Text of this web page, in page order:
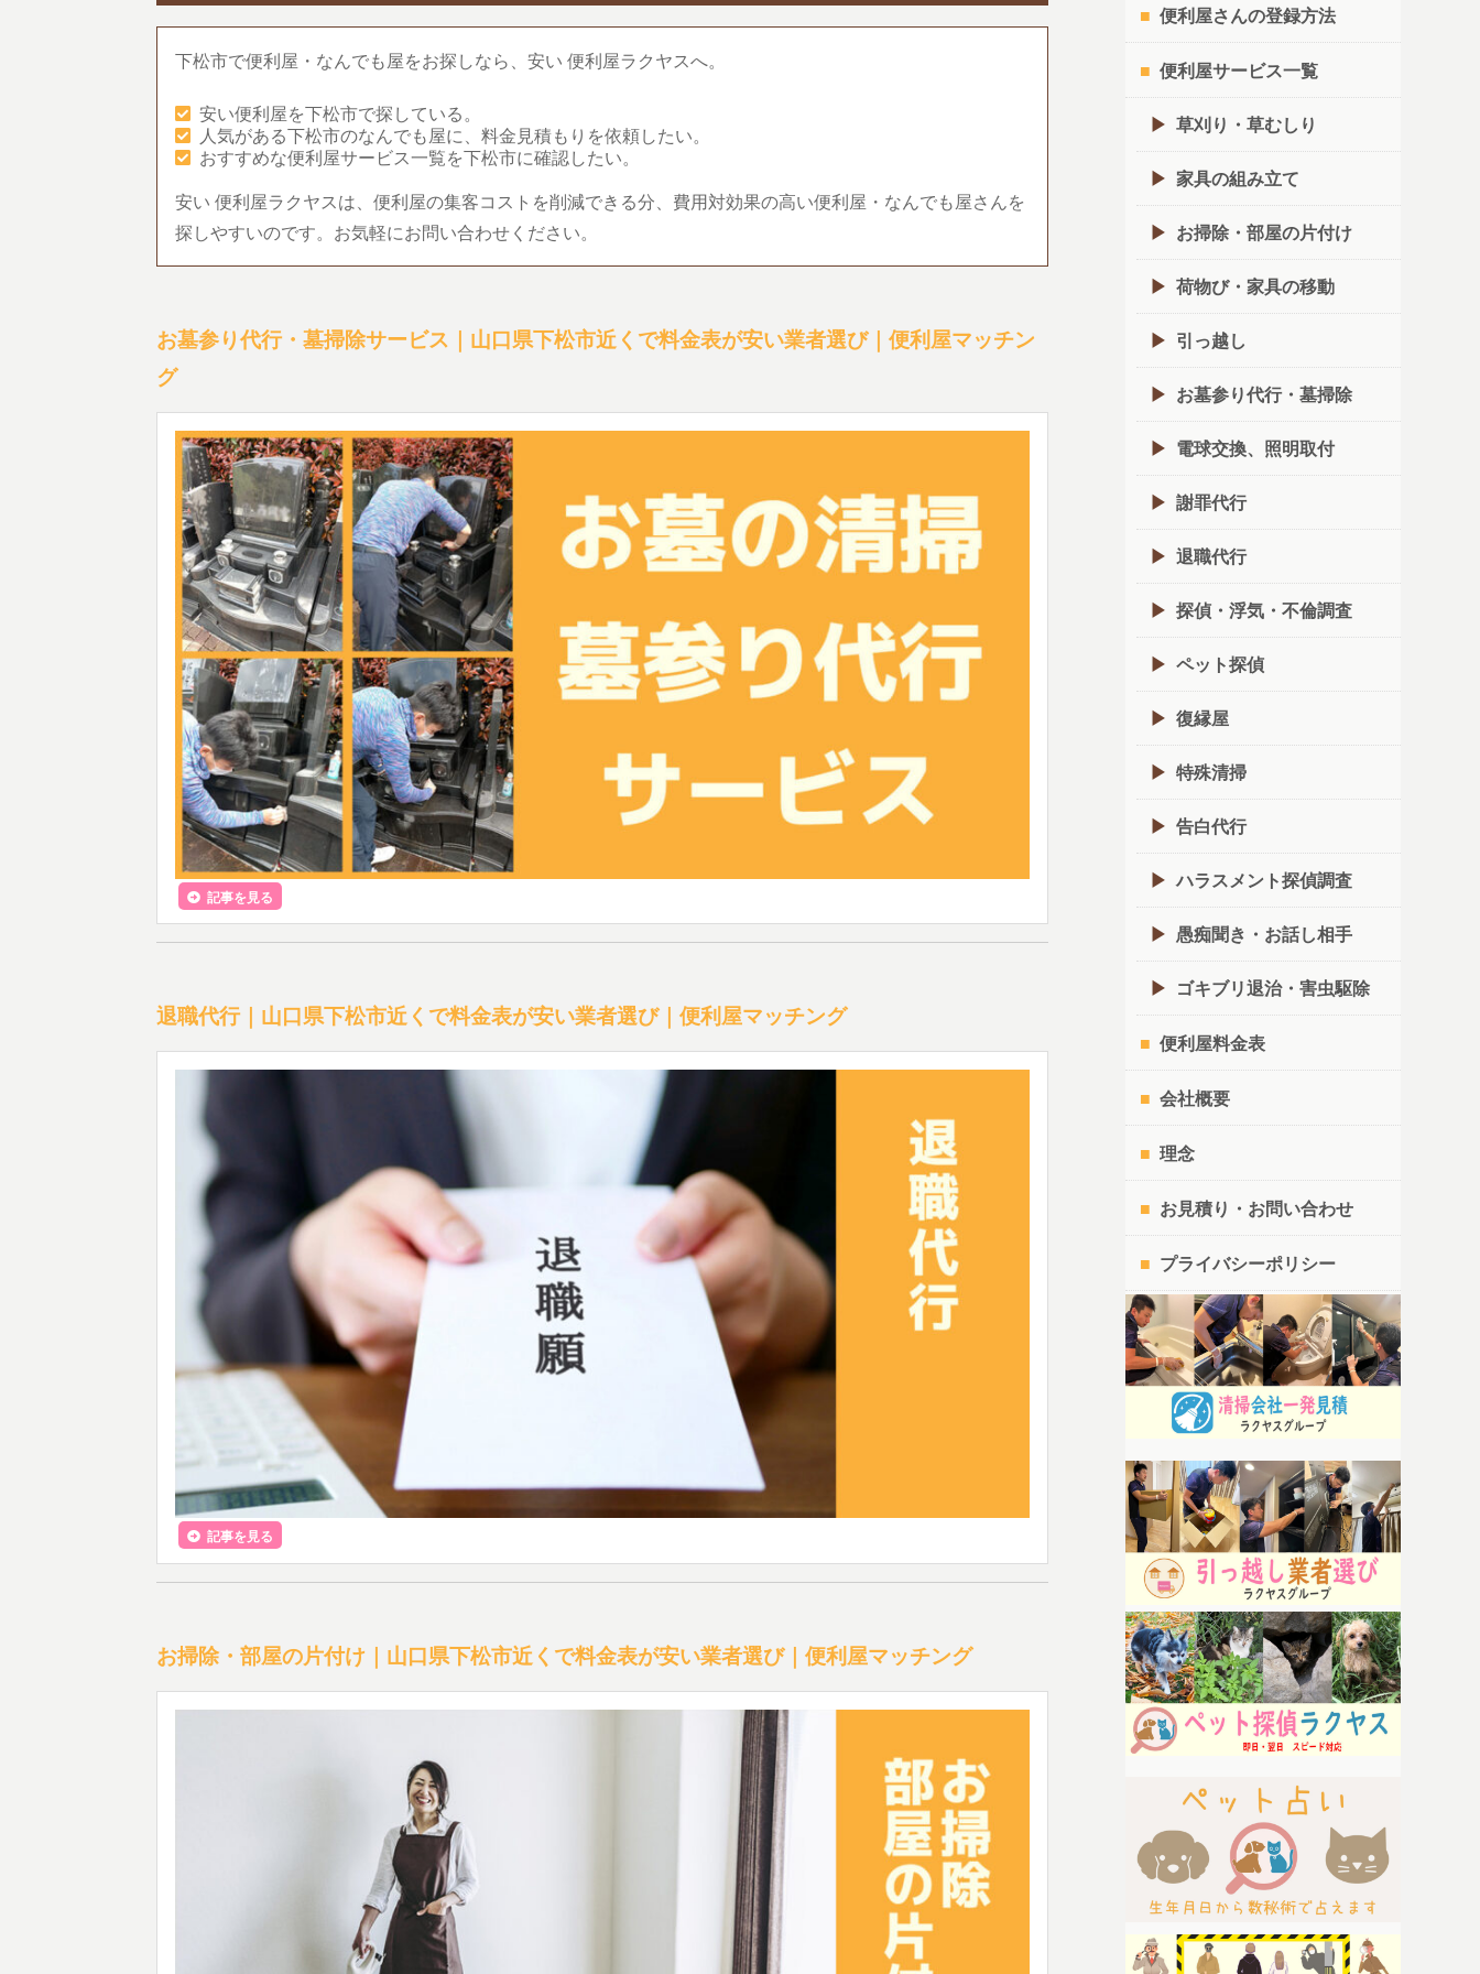
下松市で便利屋・なんでも屋をお探しなら、安い 便利屋ラクヤスへ。
安い便利屋を下松市で探している。
人気がある下松市のなんでも屋に、料金見積もりを依頼したい。
おすすめな便利屋サービス一覧を下松市に確認したい。
安い 便利屋ラクヤスは、便利屋の集客コストを削減できる分、費用対効果の高い便利屋・なんでも屋さんを
探しやすいのです。お気軽にお問い合わせください。
お墓参り代行・墓掃除サービス｜山口県下松市近くで料金表が安い業者選び｜便利屋マッチン
グ
記事を見る
退職代行｜山口県下松市近くで料金表が安い業者選び｜便利屋マッチング
記事を見る
お掃除・部屋の片付け｜山口県下松市近くで料金表が安い業者選び｜便利屋マッチング
便利屋さんの登録方法
便利屋サービス一覧
草刈り・草むしり
家具の組み立て
お掃除・部屋の片付け
荷物び・家具の移動
引っ越し
お墓参り代行・墓掃除
電球交換、照明取付
謝罪代行
退職代行
探偵・浮気・不倫調査
ペット探偵
復縁屋
特殊清掃
告白代行
ハラスメント探偵調査
愚痴聞き・お話し相手
ゴキブリ退治・害虫駆除
便利屋料金表
会社概要
理念
お見積り・お問い合わせ
プライバシーポリシー